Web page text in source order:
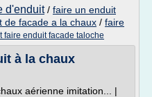
d'enduit/ faire un enduit
de facade a la chaux / faire
faire enduit facade taloche
à la chaux
aérienne imitation... |